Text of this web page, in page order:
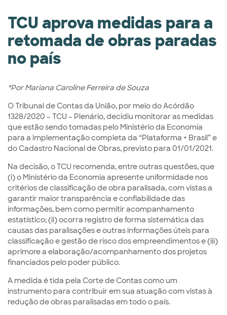
TCU aprova medidas para a
retomada de obras paradas
no país
*Por Mariana Caroline Ferreira de Souza
O Tribunal de Contas da União, por meio do Acórdão
1328/2020 – TCU – Plenário, decidiu monitorar as medidas
que estão sendo tomadas pelo Ministério da Economia
para a implementação completa da “Plataforma + Brasil” e
do Cadastro Nacional de Obras, previsto para 01/01/2021.
Na decisão, o TCU recomenda, entre outras questões, que
(i) o Ministério da Economia apresente uniformidade nos
critérios de classificação de obra paralisada, com vistas a
garantir maior transparência e confiabilidade das
informações, bem como permitir acompanhamento
estatístico; (ii) ocorra registro de forma sistemática das
causas das paralisações e outras informações úteis para
classificação e gestão de risco dos empreendimentos e (iii)
aprimore a elaboração/acompanhamento dos projetos
financiados pelo poder público.
A medida é tida pela Corte de Contas como um
instrumento para contribuir em sua atuação com vistas à
redução de obras paralisadas em todo o país.